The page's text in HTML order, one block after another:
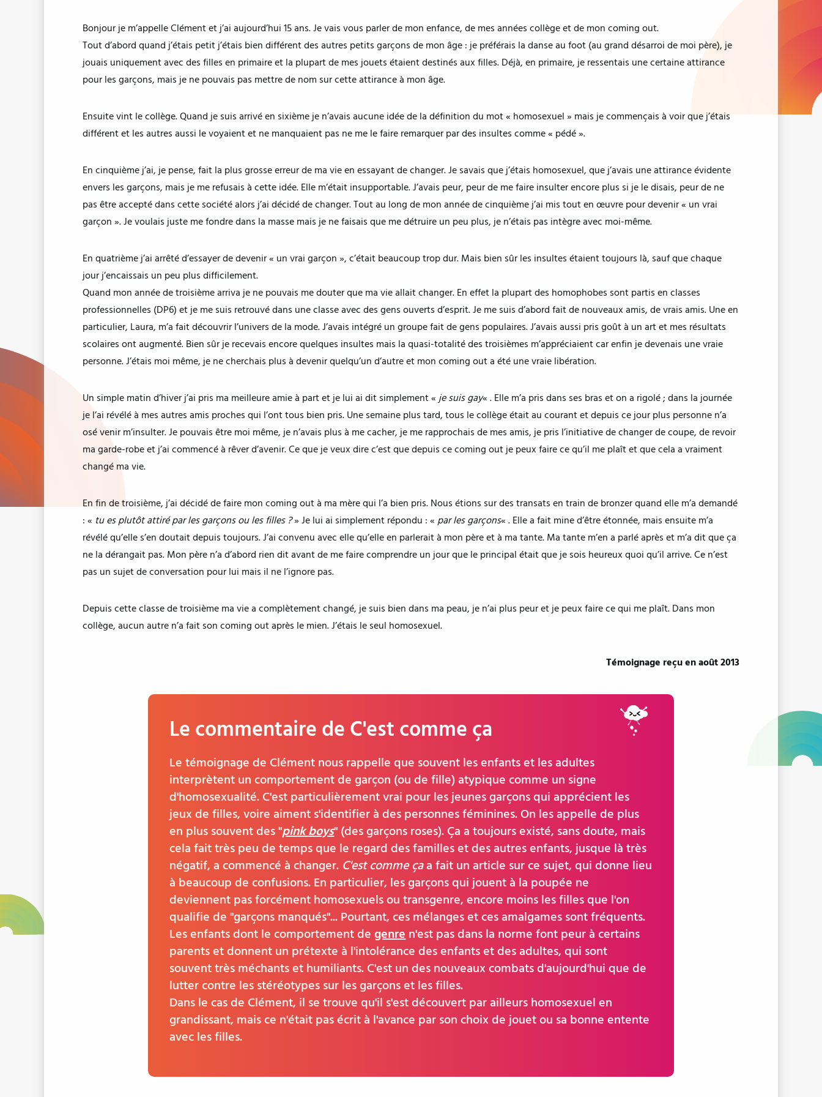
Bonjour je m’appelle Clément et j’ai aujourd’hui 15 ans. Je vais vous parler de mon enfance, de mes années collège et de mon coming out.
Tout d’abord quand j’étais petit j’étais bien différent des autres petits garçons de mon âge : je préférais la danse au foot (au grand désarroi de moi père), je
jouais uniquement avec des filles en primaire et la plupart de mes jouets étaient destinés aux filles. Déjà, en primaire, je ressentais une certaine attirance
pour les garçons, mais je ne pouvais pas mettre de nom sur cette attirance à mon âge.
Ensuite vint le collège. Quand je suis arrivé en sixième je n’avais aucune idée de la définition du mot « homosexuel » mais je commençais à voir que j’étais
différent et les autres aussi le voyaient et ne manquaient pas ne me le faire remarquer par des insultes comme « pédé ».
En cinquième j’ai, je pense, fait la plus grosse erreur de ma vie en essayant de changer. Je savais que j’étais homosexuel, que j’avais une attirance évidente
envers les garçons, mais je me refusais à cette idée. Elle m’était insupportable. J’avais peur, peur de me faire insulter encore plus si je le disais, peur de ne
pas être accepté dans cette société alors j’ai décidé de changer. Tout au long de mon année de cinquième j’ai mis tout en œuvre pour devenir « un vrai
garçon ». Je voulais juste me fondre dans la masse mais je ne faisais que me détruire un peu plus, je n’étais pas intègre avec moi-même.
En quatrième j’ai arrêté d’essayer de devenir « un vrai garçon », c’était beaucoup trop dur. Mais bien sûr les insultes étaient toujours là, sauf que chaque
jour j’encaissais un peu plus difficilement.
Quand mon année de troisième arriva je ne pouvais me douter que ma vie allait changer. En effet la plupart des homophobes sont partis en classes
professionnelles (DP6) et je me suis retrouvé dans une classe avec des gens ouverts d’esprit. Je me suis d’abord fait de nouveaux amis, de vrais amis. Une en
particulier, Laura, m’a fait découvrir l’univers de la mode. J’avais intégré un groupe fait de gens populaires. J’avais aussi pris goût à un art et mes résultats
scolaires ont augmenté. Bien sûr je recevais encore quelques insultes mais la quasi-totalité des troisièmes m’appréciaient car enfin je devenais une vraie
personne. J’étais moi même, je ne cherchais plus à devenir quelqu’un d’autre et mon coming out a été une vraie libération.
Un simple matin d’hiver j’ai pris ma meilleure amie à part et je lui ai dit simplement « je suis gay« . Elle m’a pris dans ses bras et on a rigolé ; dans la journée
je l’ai révélé à mes autres amis proches qui l’ont tous bien pris. Une semaine plus tard, tous le collège était au courant et depuis ce jour plus personne n’a
osé venir m’insulter. Je pouvais être moi même, je n’avais plus à me cacher, je me rapprochais de mes amis, je pris l’initiative de changer de coupe, de revoir
ma garde-robe et j’ai commencé à rêver d’avenir. Ce que je veux dire c’est que depuis ce coming out je peux faire ce qu’il me plaît et que cela a vraiment
changé ma vie.
En fin de troisième, j’ai décidé de faire mon coming out à ma mère qui l’a bien pris. Nous étions sur des transats en train de bronzer quand elle m’a demandé
: « tu es plutôt attiré par les garçons ou les filles ?» Je lui ai simplement répondu : « par les garçons« . Elle a fait mine d’être étonnée, mais ensuite m’a
révélé qu’elle s’en doutait depuis toujours. J’ai convenu avec elle qu’elle en parlerait à mon père et à ma tante. Ma tante m’en a parlé après et m’a dit que ça
ne la dérangait pas. Mon père n’a d’abord rien dit avant de me faire comprendre un jour que le principal était que je sois heureux quoi qu’il arrive. Ce n’est
pas un sujet de conversation pour lui mais il ne l’ignore pas.
Depuis cette classe de troisième ma vie a complètement changé, je suis bien dans ma peau, je n’ai plus peur et je peux faire ce qui me plaît. Dans mon
collège, aucun autre n’a fait son coming out après le mien. J’étais le seul homosexuel.
Témoignage reçu en août 2013
Le commentaire de C'est comme ça
Le témoignage de Clément nous rappelle que souvent les enfants et les adultes
interprètent un comportement de garçon (ou de fille) atypique comme un signe
d'homosexualité. C'est particulièrement vrai pour les jeunes garçons qui apprécient les
jeux de filles, voire aiment s'identifier à des personnes féminines. On les appelle de plus
en plus souvent des "pink boys" (des garçons roses). Ça a toujours existé, sans doute, mais
cela fait très peu de temps que le regard des familles et des autres enfants, jusque là très
négatif, a commencé à changer. C'est comme çaa fait un article sur ce sujet, qui donne lieu
à beaucoup de confusions. En particulier, les garçons qui jouent à la poupée ne
deviennent pas forcément homosexuels ou transgenre, encore moins les filles que l'on
qualifie de "garçons manqués"... Pourtant, ces mélanges et ces amalgames sont fréquents.
Les enfants dont le comportement degenren'est pas dans la norme font peur à certains
parents et donnent un prétexte à l'intolérance des enfants et des adultes, qui sont
souvent très méchants et humiliants. C'est un des nouveaux combats d'aujourd'hui que de
lutter contre les stéréotypes sur les garçons et les filles.
Dans le cas de Clément, il se trouve qu'il s'est découvert par ailleurs homosexuel en
grandissant, mais ce n'était pas écrit à l'avance par son choix de jouet ou sa bonne entente
avec les filles.